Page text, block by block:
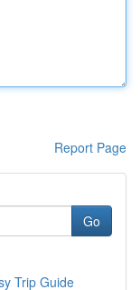
Report Page
Go
Trip Guide